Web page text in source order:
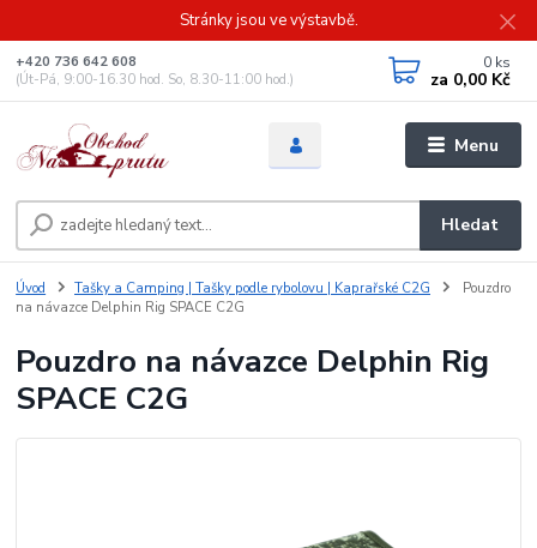
Stránky jsou ve výstavbě.
Menu
Hledat
+420 736 642 608
(Út-Pá, 9:00-16.30 hod. So, 8.30-11:00 hod.)
0 ks
za 0,00 Kč
Úvod Tašky a Camping | Tašky podle rybolovu | Kaprařské C2G
Pouzdro
na návazce Delphin Rig SPACE C2G
Pouzdro na návazce Delphin Rig
SPACE C2G